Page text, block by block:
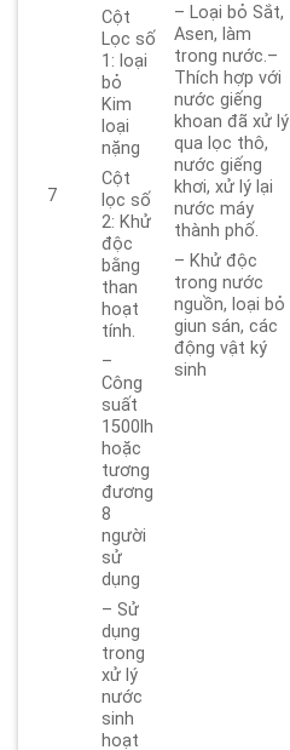
7
Cột
Lọc số
1: loại
bỏ
Kim
loại
nặng
Cột
lọc số
2: Khử
độc
bằng
than
hoạt
tính.
–
Công
suất
1500lh
hoặc
tương
đương
8
người
sử
dụng
– Sử
dụng
trong
xử lý
nước
sinh
hoạt
– Loại bỏ Sắt,
Asen, làm
trong nước.–
Thích hợp với
nước giếng
khoan đã xử lý
qua lọc thô,
nước giếng
khơi, xử lý lại
nước máy
thành phố.
– Khử độc
trong nước
nguồn, loại bỏ
giun sán, các
động vật ký
sinh